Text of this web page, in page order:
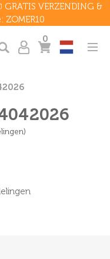
VERZENDING &
0